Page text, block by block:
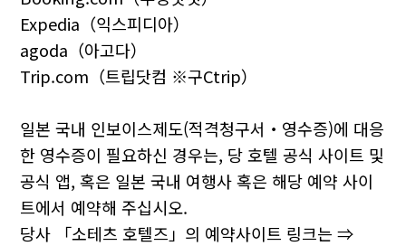
Expedia（익스피디아）
agoda（아고다）
Trip.com（트립닷컴 ※구Ctrip）
일본 국내 인보이스제도(적격청구서・영수증)에 대응
한 영수증이 필요하신 경우는, 당 호텔 공식 사이트 및
공식 앱, 혹은 일본 국내 여행사 혹은 해당 예약 사이
트에서 예약해 주십시오.
당사 「소테츠 호텔즈」의 예약사이트 링크는 ⇒